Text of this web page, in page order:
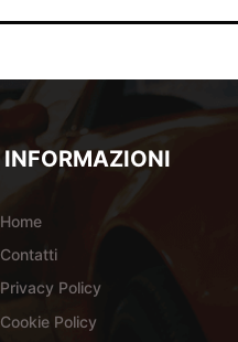
INFORMAZIONI
Home
Contatti
Privacy Policy
Cookie Policy